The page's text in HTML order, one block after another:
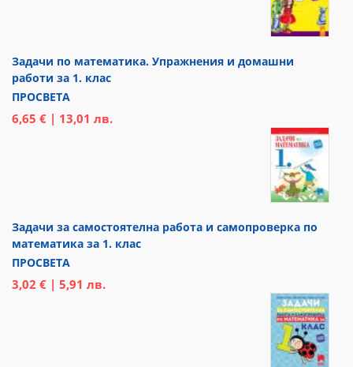
Задачи по математика. Упражнения и домашни
работи за 1. клас
ПРОСВЕТА
6,65 € | 13,01 лв.
Задачи за самостоятелна работа и самопроверка по
математика за 1. клас
ПРОСВЕТА
3,02 € | 5,91 лв.